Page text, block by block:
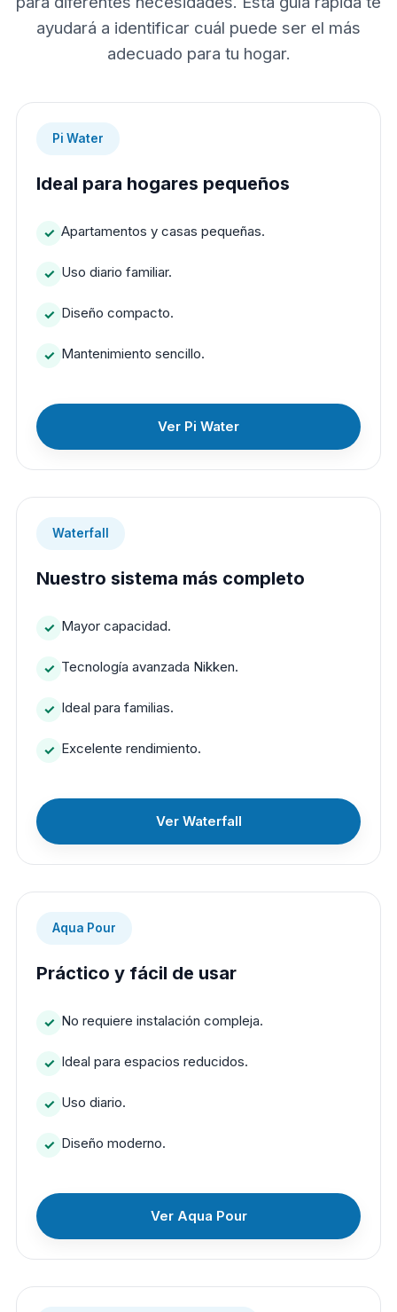
ayudará a identificar cuál puede ser el más
adecuado para tu hogar.
Pi Water
Ideal para hogares pequeños
Apartamentos y casas pequeñas.
Uso diario familiar.
Diseño compacto.
Mantenimiento sencillo.
Ver Pi Water
Waterfall
Nuestro sistema más completo
Mayor capacidad.
Tecnología avanzada Nikken.
Ideal para familias.
Excelente rendimiento.
Ver Waterfall
Aqua Pour
Práctico y fácil de usar
No requiere instalación compleja.
Ideal para espacios reducidos.
Uso diario.
Diseño moderno.
Ver Aqua Pour